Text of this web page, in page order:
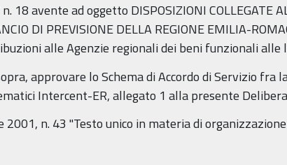
avente ad oggetto DISPOSIZIONI COLLEGATE
DI PREVISIONE DELLA REGIONE EMILIA-
alle Agenzie regionali dei beni funzionali
approvare lo Schema di Accordo di Servizio fra
Intercent-ER, allegato 1 alla presente
n. 43 "Testo unico in materia di